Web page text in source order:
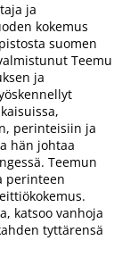
ja
kokemus
suomen
Teemu
ja
perinteisiin ja
hän johtaa
Teemun
perinteen
katsoo vanhoja
tyttärensä